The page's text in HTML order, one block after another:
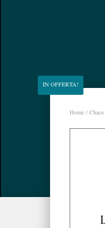
Home /
IN OFFERTA!